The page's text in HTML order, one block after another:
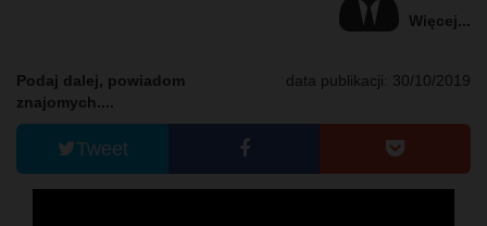
Więcej...
data publikacji: 30/10/2019
Podaj dalej, powiadom
znajomych....
Tweet